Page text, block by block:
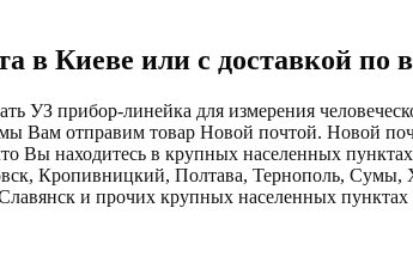
в Киеве или с доставкой по
УЗ прибор-линейка для измерения
Вам отправим товар Новой почтой. Новой
Вы находитесь в крупных населенных
Кропивницкий, Полтава, Тернополь,
и прочих крупных населенных